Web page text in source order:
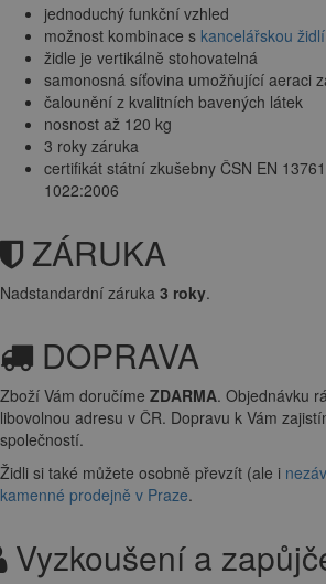
jednoduchý funkční vzhled
možnost kombinace s kancelářskou
židle je vertikálně stohovatelná
samonosná síťovina umožňující aeraci
čalounění z kvalitních bavených látek
nosnost až 120 kg
3 roky záruka
certifikát státní zkušebny ČSN EN
1022:2006
ZÁRUKA
Nadstandardní záruka 3 roky.
DOPRAVA
Zboží Vám doručíme ZDARMA. Objednávku
libovolnou adresu v ČR. Dopravu k Vám
společností.
Židli si také můžete osobně převzít (ale i
kamenné prodejně v Praze.
Vyzkoušení a